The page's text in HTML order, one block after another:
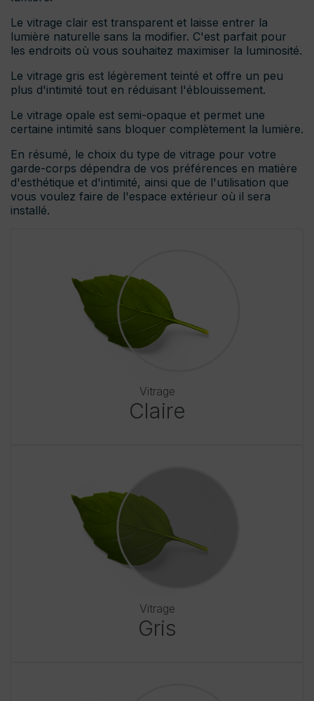
Le vitrage clair est transparent et laisse entrer la
lumière naturelle sans la modifier. C'est parfait pour
les endroits où vous souhaitez maximiser la luminosité.
Le vitrage gris est légèrement teinté et offre un peu
plus d'intimité tout en réduisant l'éblouissement.
Le vitrage opale est semi-opaque et permet une
certaine intimité sans bloquer complètement la lumière.
En résumé, le choix du type de vitrage pour votre
garde-corps dépendra de vos préférences en matière
d'esthétique et d'intimité, ainsi que de l'utilisation que
vous voulez faire de l'espace extérieur où il sera
installé.
Vitrage
Claire
Vitrage
Gris